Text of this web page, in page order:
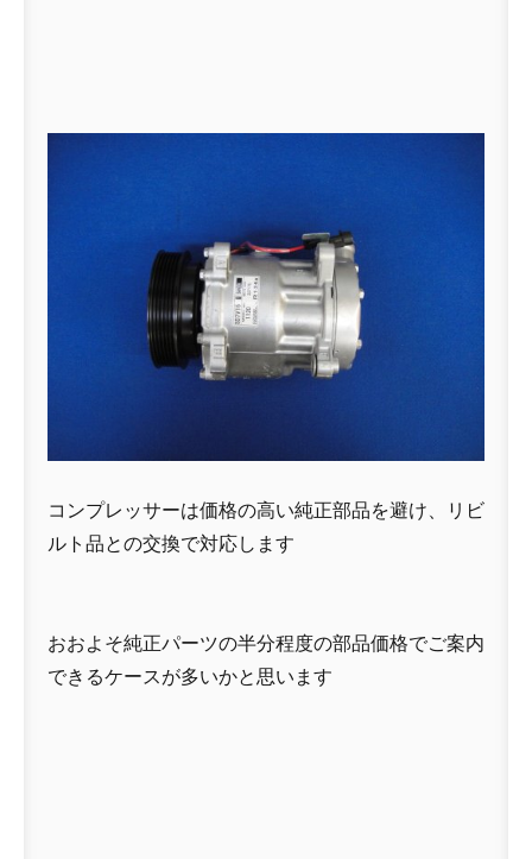
コンプレッサーは価格の高い純正部品を避け、リビ
ルト品との交換で対応します
おおよそ純正パーツの半分程度の部品価格でご案内
できるケースが多いかと思います